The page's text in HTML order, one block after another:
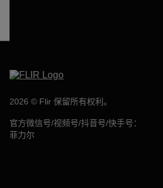
2026 © Flir 保留所有权利。
官方微信号/视频号/抖音号/快手号：
菲力尔